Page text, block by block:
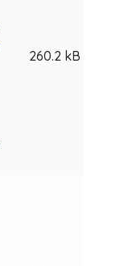
260.2 kB